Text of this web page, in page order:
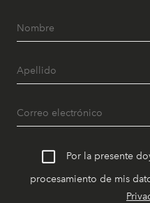
Por la presente
procesamiento de mis